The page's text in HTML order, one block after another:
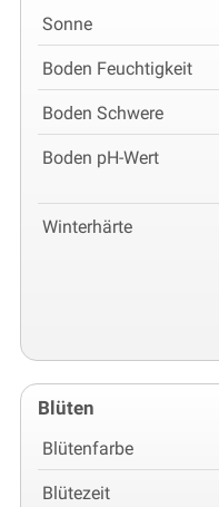
Sonne
Boden Feuchtigkeit
Boden Schwere
Boden pH-Wert
Winterhärte
Blüten
Blütenfarbe
Blütezeit